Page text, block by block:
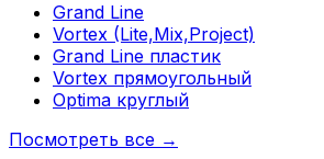
Grand Line
Vortex (Lite,Mix,Project)
Grand Line пластик
Vortex прямоугольный
Optima круглый
Посмотреть все →